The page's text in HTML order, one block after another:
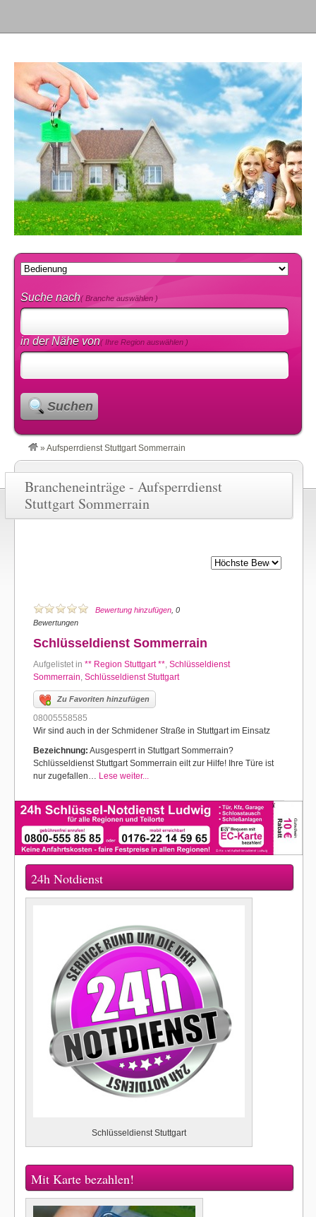
Suche nach( Branche auswählen )
in der Nähe von( Ihre Region auswählen )
Suchen
» Aufsperrdienst Stuttgart Sommerrain
Brancheneinträge - Aufsperrdienst
Stuttgart Sommerrain
Bewertung hinzufügen , 0
Bewertungen
Schlüsseldienst Sommerrain
Aufgelistet in ** Region Stuttgart **, Schlüsseldienst
Sommerrain, Schlüsseldienst Stuttgart
Zu Favoriten hinzufügen
08005558585
Wir sind auch in der Schmidener Straße in Stuttgart im Einsatz
Bezeichnung: Ausgesperrt in Stuttgart Sommerrain?
Schlüsseldienst Stuttgart Sommerrain eilt zur Hilfe! Ihre Türe ist
nur zugefallen… Lese weiter...
24h Notdienst
Schlüsseldienst Stuttgart
Mit Karte bezahlen!